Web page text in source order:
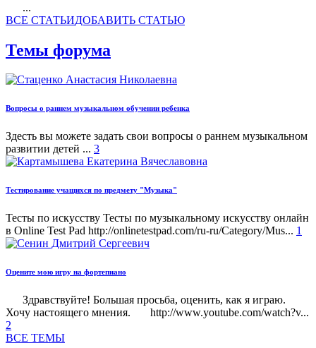
...
ВСЕ СТАТЬИДOБАВИТЬ СТАТЬЮ
Темы форума
Вопросы о раннем музыкальном обучении ребенка
Здесть вы можете задать свои вопросы о раннем музыкальном
развитии детей ... 3
Тестирование учащихся по предмету "Музыка"
Тесты по искусству Тесты по музыкальному искусству онлайн
в Online Test Pad http://onlinetestpad.com/ru-ru/Category/Mus... 1
Оцените мою игру на фортепиано
Здравствуйте! Большая просьба, оценить, как я играю.
Хочу настоящего мнения. http://www.youtube.com/watch?v...
2
ВСЕ ТЕМЫ